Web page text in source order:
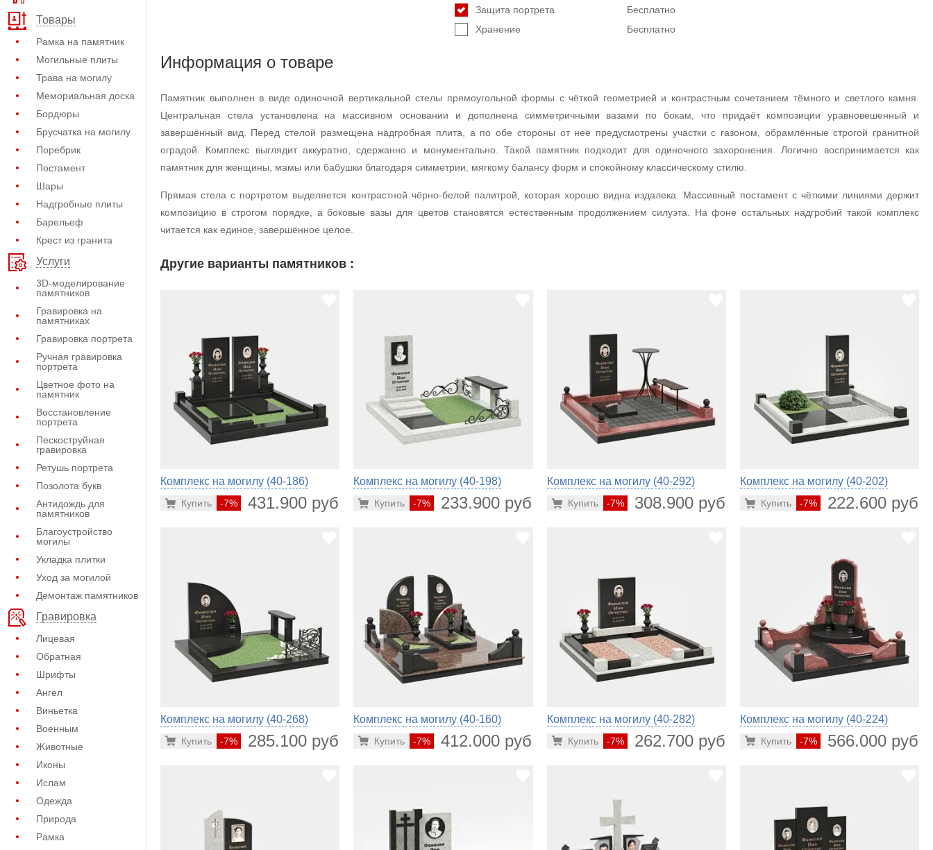
Товары
Рамка на памятник
Могильные плиты
Трава на могилу
Мемориальная доска
Бордюры
Брусчатка на могилу
Поребрик
Постамент
Шары
Надгробные плиты
Барельеф
Крест из гранита
Услуги
3D-моделирование
памятников
Гравировка на
памятниках
Гравировка портрета
Ручная гравировка
портрета
Цветное фото на
памятник
Восстановление
портрета
Пескоструйная
гравировка
Ретушь портрета
Позолота букв
Антидождь для
памятников
Благоустройство
могилы
Укладка плитки
Уход за могилой
Демонтаж памятников
Гравировка
Лицевая
Обратная
Шрифты
Ангел
Виньетка
Военным
Животные
Иконы
Ислам
Одежда
Природа
Рамка
Бесплатно
Защита портрета
Бесплатно
Хранение
Информация о товаре
Памятник выполнен в виде одиночной вертикальной стелы прямоугольной формы с чёткой геометрией и контрастным сочетанием тёмного и светлого камня.
Центральная стела установлена на массивном основании и дополнена симметричными вазами по бокам, что придаёт композиции уравновешенный и
завершённый вид. Перед стелой размещена надгробная плита, а по обе стороны от неё предусмотрены участки с газоном, обрамлённые строгой гранитной
оградой. Комплекс выглядит аккуратно, сдержанно и монументально. Такой памятник подходит для одиночного захоронения. Логично воспринимается как
памятник для женщины, мамы или бабушки благодаря симметрии, мягкому балансу форм и спокойному классическому стилю.
Прямая стела с портретом выделяется контрастной чёрно-белой палитрой, которая хорошо видна издалека. Массивный постамент с чёткими линиями держит
композицию в строгом порядке, а боковые вазы для цветов становятся естественным продолжением силуэта. На фоне остальных надгробий такой комплекс
читается как единое, завершённое целое.
Другие варианты памятников :
Комплекс на могилу (40-186)
-7% 431.900 руб.
Купить
Комплекс на могилу (40-198)
-7% 233.900 руб.
Купить
Комплекс на могилу (40-292)
-7% 308.900 руб.
Купить
Комплекс на могилу (40-202)
-7% 222.600 руб.
Купить
Комплекс на могилу (40-268)
-7% 285.100 руб.
Купить
Комплекс на могилу (40-160)
-7% 412.000 руб.
Купить
Комплекс на могилу (40-282)
-7% 262.700 руб.
Купить
Комплекс на могилу (40-224)
-7% 566.000 руб.
Купить